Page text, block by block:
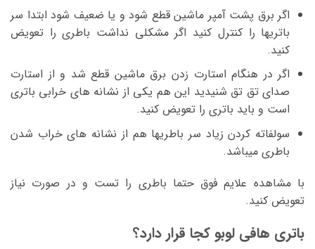
اگر برق پشت آمپر ماشین قطع شود و یا ضعیف شود ابتدا سر
باتریها را کنترل کنید اگر مشکلی نداشت باطری را تعویض
کنید.
اگر در هنگام استارت زدن برق ماشین قطع شد و از استارت
صدای تق تق شنیدید این هم یکی از نشانه های خرابی باتری
است و باید باتری را تعویض کنید.
سولفاته کردن زیاد سر باطریها هم از نشانه های خراب شدن
باطری میباشد.
با مشاهده علایم فوق حتما باطری را تست و در صورت نیاز
تعویض کنید.
باتری هافی لوبو کجا قرار دارد؟